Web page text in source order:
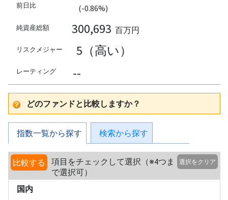
前日比
(-0.86%)
純資産総額 300,693 百万円
リスクメジャー 5（高い）
レーティング --
どのファンドと比較しますか？
指数一覧から探す 検索から探す
比較する
項目をチェックして選択（※4つま
で選択可）
選択をクリア
国内